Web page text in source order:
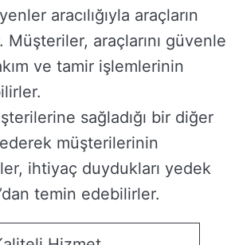
aracılığıyla araçların
araçlarını güvenle
ve tamir işlemlerinin
sağladığı bir diğer
müşterilerinin
ihtiyaç duydukları yedek
temin edebilirler.